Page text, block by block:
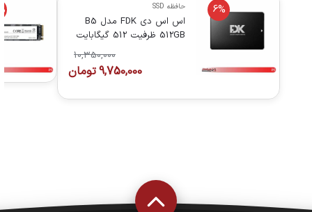
6% حافظه SSD
اس اس دی FDK مدل B5
512GB ظرفیت 512 گیگابایت
10,350,000
9,750,000تومان